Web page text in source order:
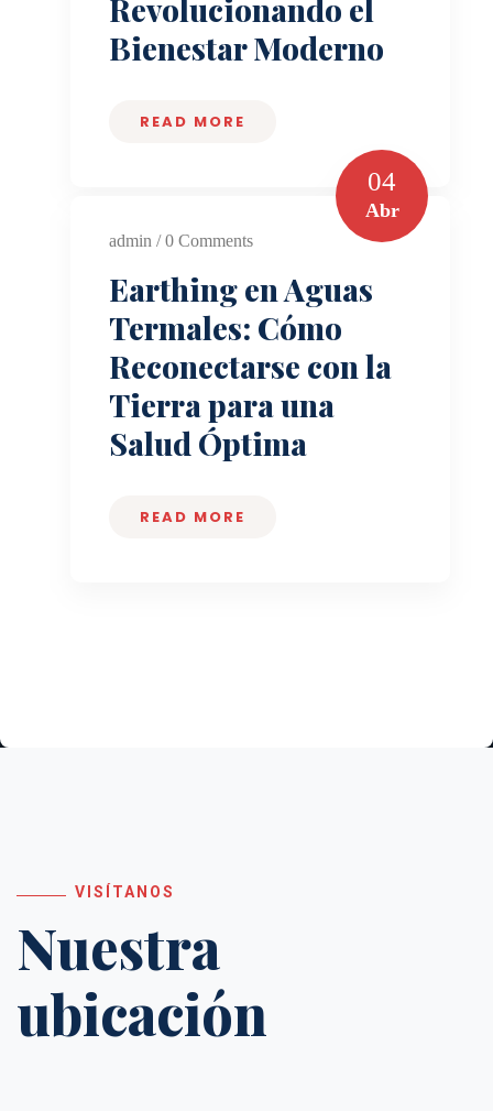
Revolucionando el
Bienestar Moderno
READ MORE
04
Abr
admin / 0 Comments
Earthing en Aguas
Termales: Cómo
Reconectarse con la
Tierra para una
Salud Óptima
READ MORE
VISÍTANOS
Nuestra
ubicación